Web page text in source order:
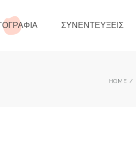
ΣΥΝΕΝΤΕΎΞΕΙΣ
HOME